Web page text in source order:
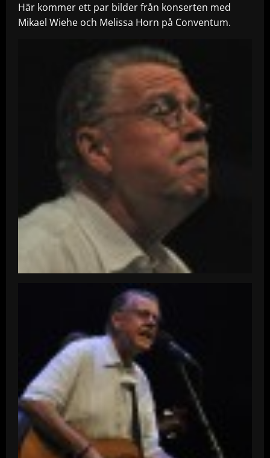
Här kommer ett par bilder från konserten med
Mikael Wiehe och Melissa Horn på Conventum.